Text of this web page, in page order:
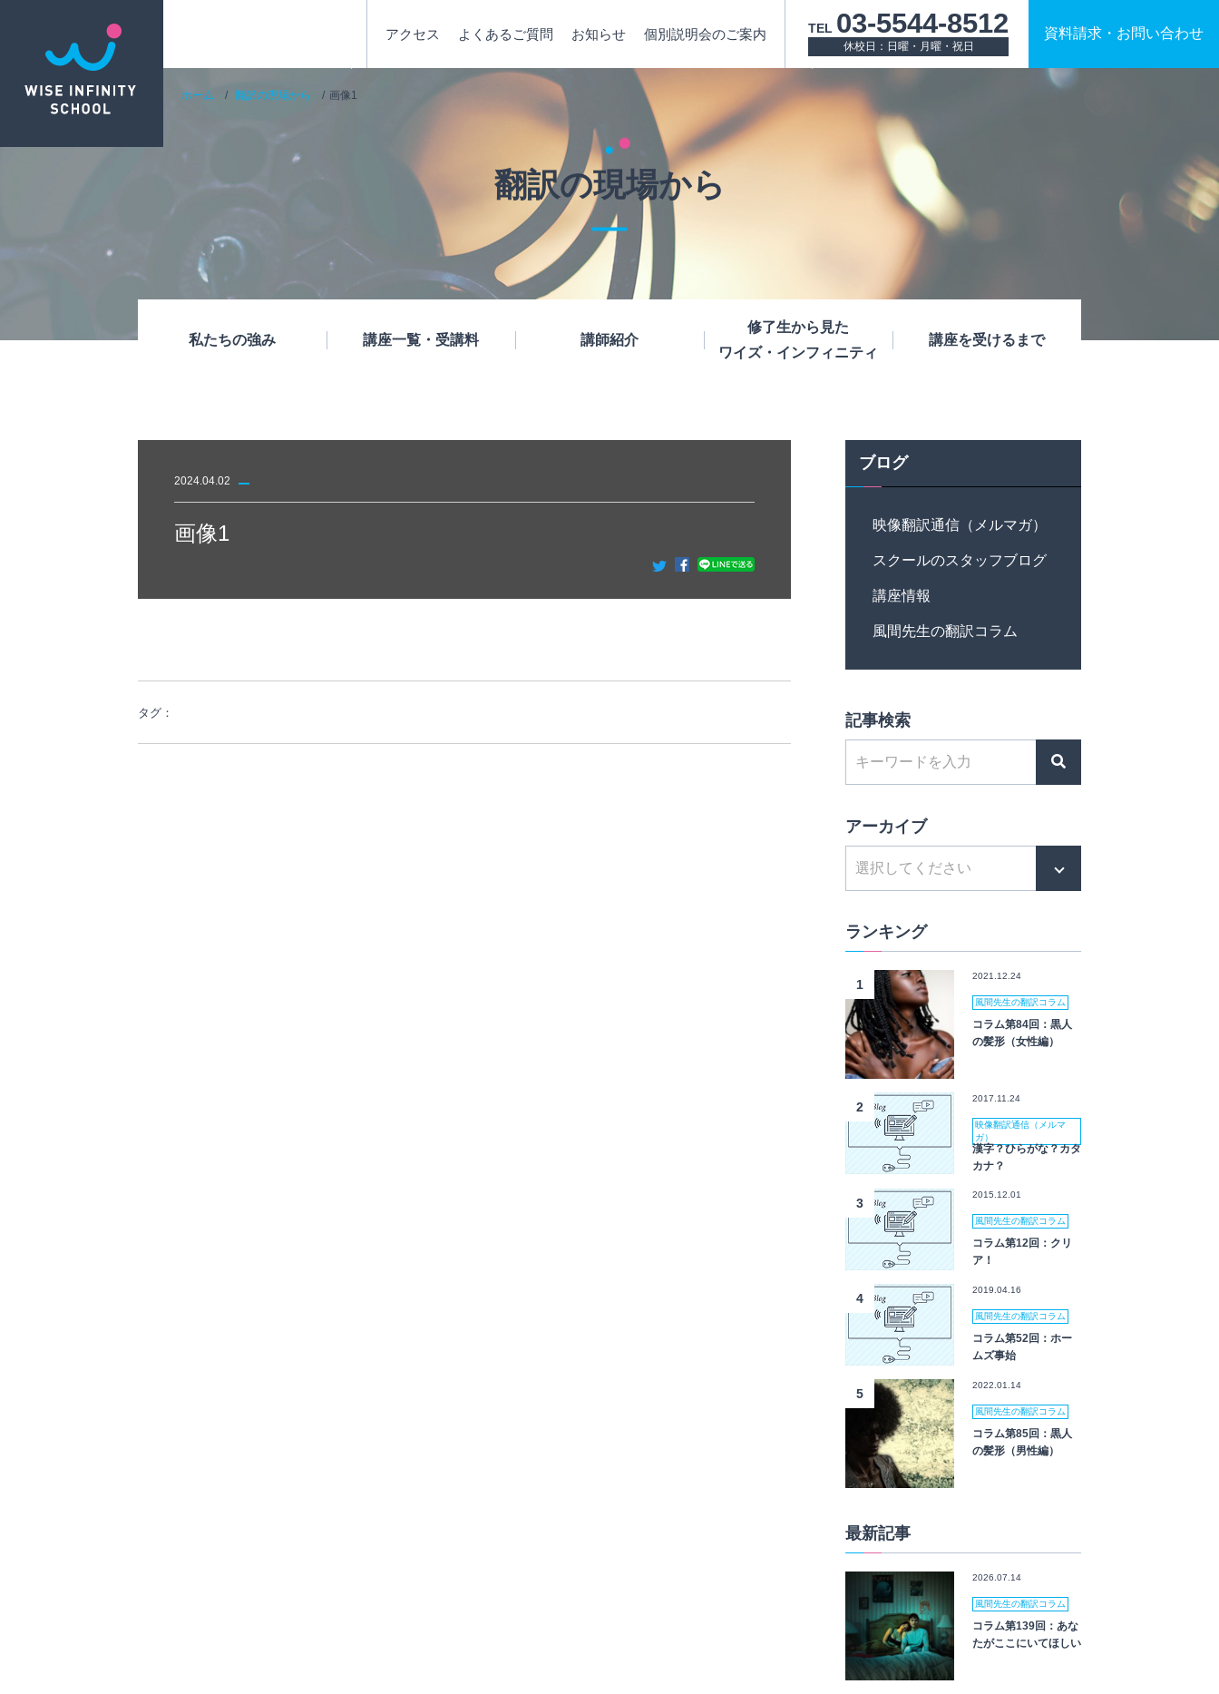
TEL 03-5544-8512
休校日：日曜・月曜・祝日
資料請求 ・ お問い合わせ
私たちの強み 講座一覧・受講料 講師紹介
修了生から見た
ワイズ・インフィニティ
講座を受けるまで
アクセス よくあるご質問 お知らせ 個別説明会のご案内
ホーム 翻訳の現場から 画像1
翻訳の現場から
2024.04.02
画像1
タグ：
ブログ
映像翻訳通信（メルマガ）
スクールのスタッフブログ
講座情報
風間先生の翻訳コラム
記事検索
アーカイブ
ランキング
1
2021.12.24
風間先生の翻訳コラム
コラム第84回：黒人
の髪形（女性編）
2
2017.11.24
映像翻訳通信（メルマ
ガ）
漢字？ひらがな？カタ
カナ？
3
2015.12.01
風間先生の翻訳コラム
コラム第12回：クリ
ア！
4
2019.04.16
風間先生の翻訳コラム
コラム第52回：ホー
ムズ事始
5
2022.01.14
風間先生の翻訳コラム
コラム第85回：黒人
の髪形（男性編）
最新記事
2026.07.14
風間先生の翻訳コラム
コラム第139回：あな
たがここにいてほしい